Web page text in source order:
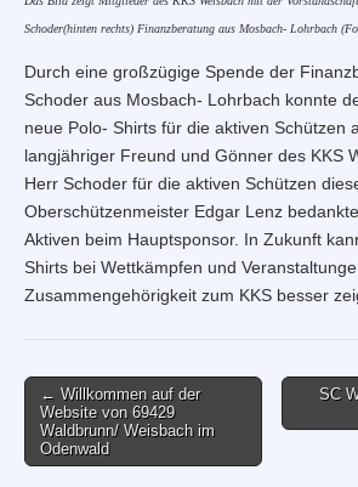
Schoder(hinten rechts) Finanzberatung aus Mosbach- Lohrbach
Durch eine großzügige Spende der
Schoder aus Mosbach- Lohrbach konnte
neue Polo- Shirts für die aktiven Schützen
langjähriger Freund und Gönner des KKS
Herr Schoder für die aktiven Schützen
Oberschützenmeister Edgar Lenz
Aktiven beim Hauptsponsor. In Zukunft
Shirts bei Wettkämpfen und
Zusammengehörigkeit zum KKS besser
Post
navigation
← Willkommen auf der
Website von 69429
Waldbrunn/ Weisbach im
Odenwald
SC